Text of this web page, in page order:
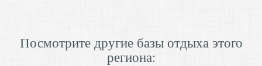
Посмотрите другие базы отдыха этого
региона: